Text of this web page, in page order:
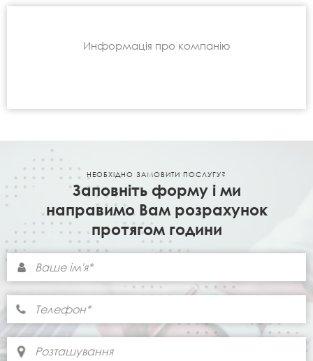
Информація про компанію
НЕОБХІДНО ЗАМОВИТИ ПОСЛУГУ?
Заповніть форму і ми
направимо Вам розрахунок
протягом години